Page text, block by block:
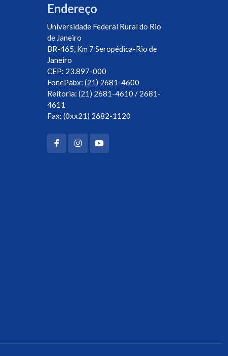
Endereço
Universidade Federal Rural do Rio
de Janeiro
BR-465, Km 7 Seropédica-Rio de
Janeiro
CEP: 23.897-000
FonePabx: (21) 2681-4600
Reitoria: (21) 2681-4610 / 2681-
4611
Fax: (0xx21) 2682-1120